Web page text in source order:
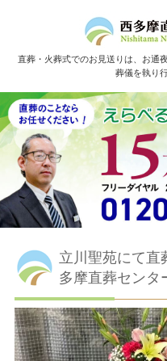
直葬・火葬式でのお見送りは、お通
葬儀を執り
ホーム
直葬の流れ
よくあるご質問
お葬儀事例
立川聖苑にて直
多摩直葬センタ